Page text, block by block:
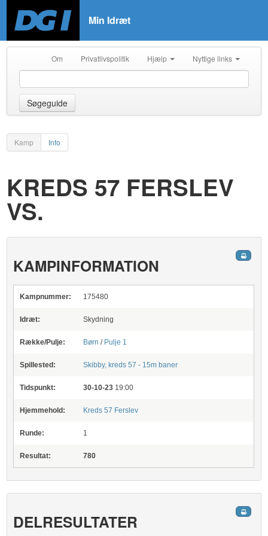
Min Idræt
Om Privatlivspolitik Hjælp Nyttige links
Søgeguide
Kamp Info
KREDS 57 FERSLEV
VS.
KAMPINFORMATION
Kampnummer: 175480
Idræt: Skydning
Række/Pulje: Børn / Pulje 1
Spillested: Skibby, kreds 57 - 15m baner
Tidspunkt: 30-10-23 19:00
Hjemmehold: Kreds 57 Ferslev
Runde: 1
Resultat: 780
DELRESULTATER